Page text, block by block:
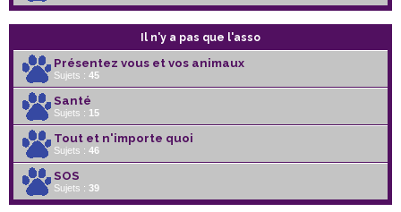
Il n'y a pas que l'asso
Présentez vous et vos animaux
Sujets : 45
Santé
Sujets : 15
Tout et n'importe quoi
Sujets : 46
SOS
Sujets : 39